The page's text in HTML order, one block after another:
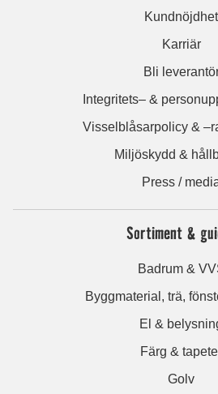
Kundnöjdhet
Karriär
Bli
Integritets– &
Visselblåsarpolicy &
Miljöskydd &
Press /
Sortiment &
Badrum &
Byggmaterial, trä,
El &
Färg &
Golv